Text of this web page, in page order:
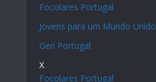
Focolares Portugal
Jovens para um Mundo Unido
Gen Portugal
X
Focolares Portugal